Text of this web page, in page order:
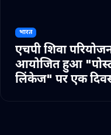
भारत
एचपी शिवा
आयोजित हुआ "पोस्ट
लिंकेज" पर एक